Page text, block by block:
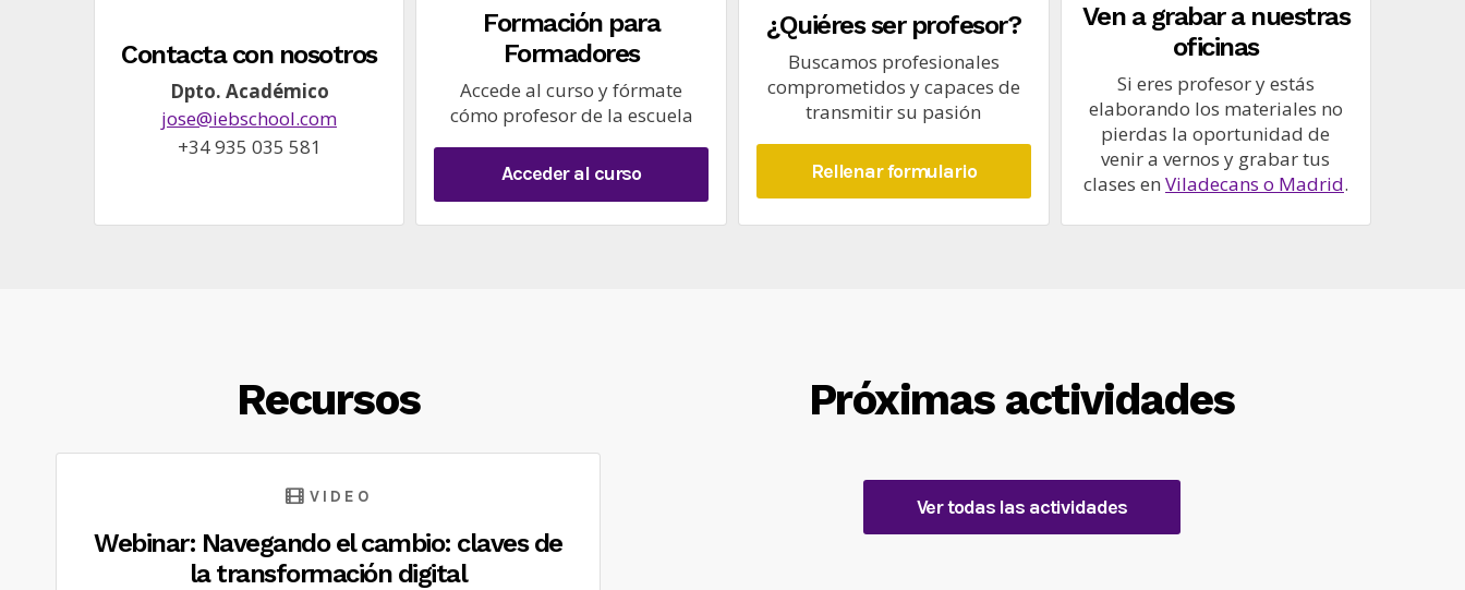
Contacta con nosotros
Dpto. Académico
jose@iebschool.com
+34 935 035 581
Formación para
Formadores
Accede al curso y fórmate
cómo profesor de la escuela
Acceder al curso
¿Quiéres ser profesor?
Buscamos profesionales
comprometidos y capaces de
transmitir su pasión
Rellenar formulario
Ven a grabar a nuestras
oficinas
Si eres profesor y estás
elaborando los materiales no
pierdas la oportunidad de
venir a vernos y grabar tus
clases en Viladecans o Madrid.
Recursos
VIDEO
Webinar: Navegando el cambio: claves de
la transformación digital
Próximas actividades
Ver todas las actividades